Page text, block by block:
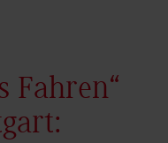
Fahren“